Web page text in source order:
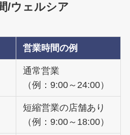
/ウェルシア
営業時間の例
通常営業
（例：9:00～24:00）
短縮営業の店舗あり
（例：9:00～18:00）